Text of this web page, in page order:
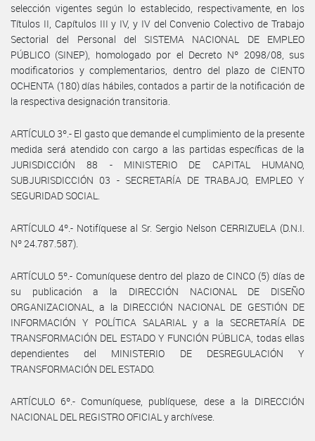
selección vigentes según lo establecido, respectivamente, en los
Títulos II, Capítulos III y IV, y IV del Convenio Colectivo de Trabajo
Sectorial del Personal del SISTEMA NACIONAL DE EMPLEO
PÚBLICO (SINEP), homologado por el Decreto Nº 2098/08, sus
modificatorios y complementarios, dentro del plazo de CIENTO
OCHENTA (180) días hábiles, contados a partir de la notificación de
la respectiva designación transitoria.
ARTÍCULO 3º.- El gasto que demande el cumplimiento de la presente
medida será atendido con cargo a las partidas específicas de la
JURISDICCIÓN 88 - MINISTERIO DE CAPITAL HUMANO,
SUBJURISDICCIÓN 03 - SECRETARÍA DE TRABAJO, EMPLEO Y
SEGURIDAD SOCIAL.
ARTÍCULO 4º.- Notifíquese al Sr. Sergio Nelson CERRIZUELA (D.N.I.
Nº 24.787.587).
ARTÍCULO 5º.- Comuníquese dentro del plazo de CINCO (5) días de
su publicación a la DIRECCIÓN NACIONAL DE DISEÑO
ORGANIZACIONAL, a la DIRECCIÓN NACIONAL DE GESTIÓN DE
INFORMACIÓN Y POLÍTICA SALARIAL y a la SECRETARÍA DE
TRANSFORMACIÓN DEL ESTADO Y FUNCIÓN PÚBLICA, todas ellas
dependientes del MINISTERIO DE DESREGULACIÓN Y
TRANSFORMACIÓN DEL ESTADO.
ARTÍCULO 6º.- Comuníquese, publíquese, dese a la DIRECCIÓN
NACIONAL DEL REGISTRO OFICIAL y archívese.